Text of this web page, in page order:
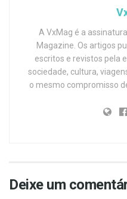
A VxMag é a
Magazine. Os artigos
escritos e revistos pela
sociedade, cultura,
o mesmo compromisso
Deixe um